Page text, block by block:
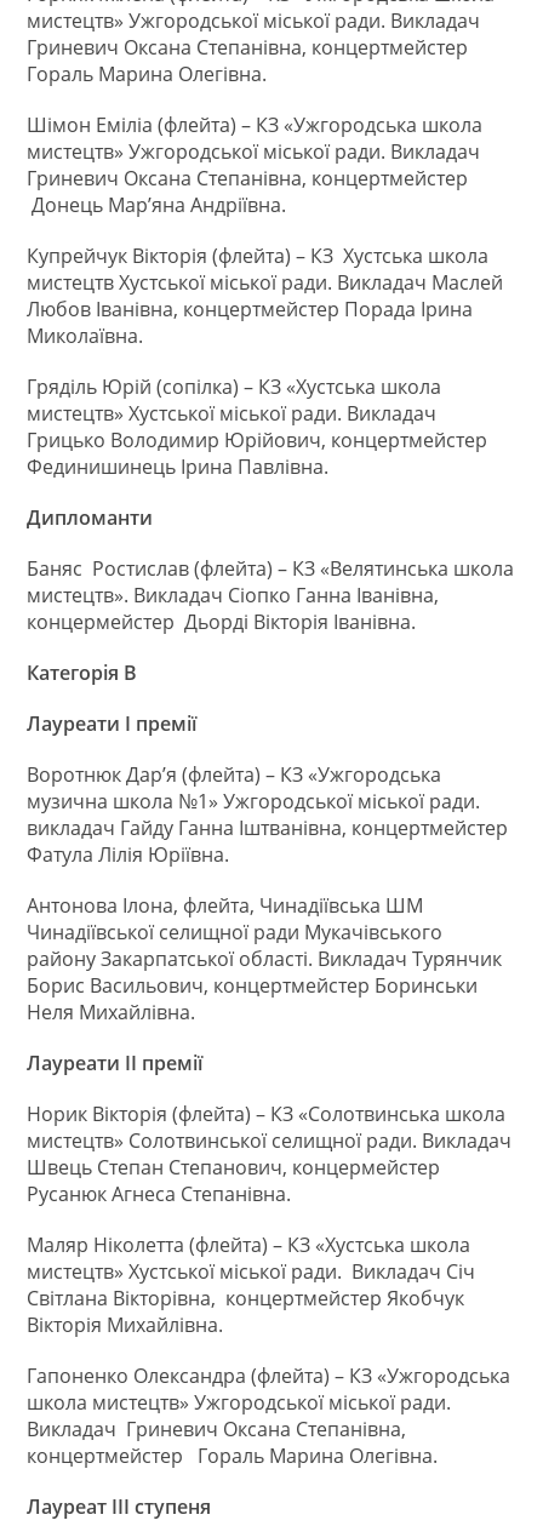
мистецтв» Ужгородської міської ради. Викладач
Гриневич Оксана Степанівна, концертмейстер
Гораль Марина Олегівна.
Шімон Еміліа (флейта) – КЗ «Ужгородська школа
мистецтв» Ужгородської міської ради. Викладач
Гриневич Оксана Степанівна, концертмейстер
Донець Мар’яна Андріївна.
Купрейчук Вікторія (флейта) – КЗ Хустська школа
мистецтв Хустської міської ради. Викладач Маслей
Любов Іванівна, концертмейстер Порада Ірина
Миколаївна.
Гряділь Юрій (сопілка) – КЗ «Хустська школа
мистецтв» Хустської міської ради. Викладач
Грицько Володимир Юрійович, концертмейстер
Фединишинець Ірина Павлівна.
Дипломанти
Баняс Ростислав (флейта) – КЗ «Велятинська школа
мистецтв». Викладач Сіопко Ганна Іванівна,
концермейстер Дьорді Вікторія Іванівна.
Категорія В
Лауреати І премії
Воротнюк Дар’я (флейта) – КЗ «Ужгородська
музична школа №1» Ужгородської міської ради.
викладач Гайду Ганна Іштванівна, концертмейстер
Фатула Лілія Юріївна.
Антонова Ілона, флейта, Чинадіївська ШМ
Чинадіївської селищної ради Мукачівського
району Закарпатської області. Викладач Турянчик
Борис Васильович, концертмейстер Боринськи
Неля Михайлівна.
Лауреати ІІ премії
Норик Вікторія (флейта) – КЗ «Солотвинська школа
мистецтв» Солотвинської селищної ради. Викладач
Швець Степан Степанович, концермейстер
Русанюк Агнеса Степанівна.
Маляр Ніколетта (флейта) – КЗ «Хустська школа
мистецтв» Хустської міської ради. Викладач Січ
Світлана Вікторівна, концертмейстер Якобчук
Вікторія Михайлівна.
Гапоненко Олександра (флейта) – КЗ «Ужгородська
школа мистецтв» Ужгородської міської ради.
Викладач Гриневич Оксана Степанівна,
концертмейстер Гораль Марина Олегівна.
Лауреат ІІІ ступеня